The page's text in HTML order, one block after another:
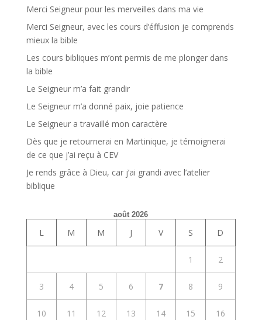
Merci Seigneur pour les merveilles dans ma vie
Merci Seigneur, avec les cours d’éffusion je comprends
mieux la bible
Les cours bibliques m’ont permis de me plonger dans
la bible
Le Seigneur m’a fait grandir
Le Seigneur m’a donné paix, joie patience
Le Seigneur a travaillé mon caractère
Dès que je retournerai en Martinique, je témoignerai
de ce que j’ai reçu à CEV
Je rends grâce à Dieu, car j’ai grandi avec l’atelier
biblique
août 2026
L M M J V S D
1 2
3 4 5 6 7 8 9
10 11 12 13 14 15 16